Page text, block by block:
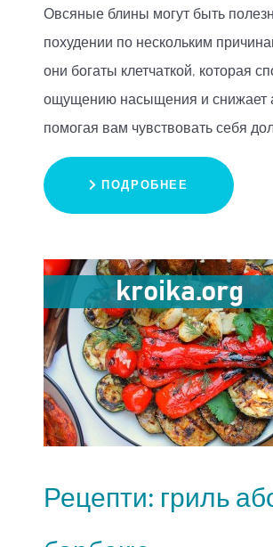
Овсяные блины могут быть
похудении по нескольким
они богаты клетчаткой, которая
ощущению насыщения и снижает
помогая вам чувствовать себя
ПОДРОБНЕЕ
Рецепти: гриль